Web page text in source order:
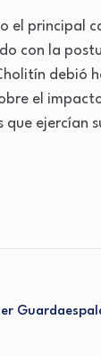
el principal
con la
debió
el
ejercían